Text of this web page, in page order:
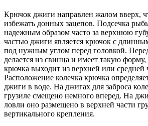
Крючок джиги направлен жалом вверх,
избежать донных зацепов. Подсечка
надежным образом часто за верхнюю
частью джиги является крючок с
под нужным углом перед головкой.
делается из свинца и имеет такую
крючка выходит из верхней или средней
Расположение колечка крючка
джиги в воде. На джигах для заброса
грузиле смещено немного вперед. На
ловли оно размещено в верхней части
вертикального крепления.